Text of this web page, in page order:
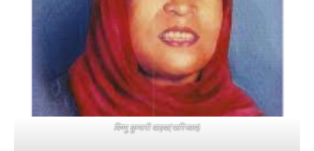
विष्णु कुमारी वाइबा(पारिजात)